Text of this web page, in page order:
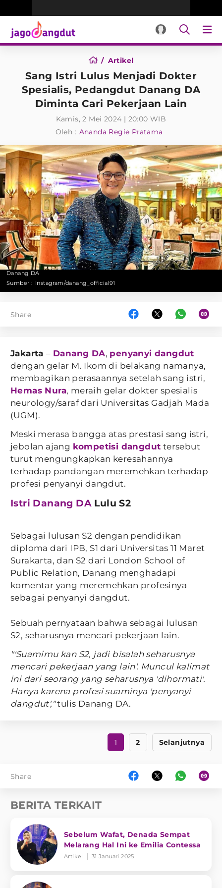
Artikel
Sang Istri Lulus Menjadi Dokter
Spesialis, Pedangdut Danang DA
Diminta Cari Pekerjaan Lain
Kamis, 2 Mei 2024 | 20:00 WIB
Oleh : Ananda Regie Pratama
Danang DA
Sumber : Instagram/danang_official91
Share
Jakarta– Danang DA, penyanyi dangdut
dengan gelar M. Ikom di belakang namanya,
membagikan perasaannya setelah sang istri,
Hemas Nura, meraih gelar dokter spesialis
neurology/saraf dari Universitas Gadjah Mada
(UGM).
Meski merasa bangga atas prestasi sang istri,
jebolan ajang kompetisi dangdut tersebut
turut mengungkapkan keresahannya
terhadap pandangan meremehkan terhadap
profesi penyanyi dangdut.
Istri Danang DA Lulu S2
Sebagai lulusan S2 dengan pendidikan
diploma dari IPB, S1 dari Universitas 11 Maret
Surakarta, dan S2 dari London School of
Public Relation, Danang menghadapi
komentar yang meremehkan profesinya
sebagai penyanyi dangdut.
Sebuah pernyataan bahwa sebagai lulusan
S2, seharusnya mencari pekerjaan lain.
"'Suamimu kan S2, jadi bisalah seharusnya
mencari pekerjaan yang lain'. Muncul kalimat
ini dari seorang yang seharusnya 'dihormati'.
Hanya karena profesi suaminya 'penyanyi
dangdut',"tulis Danang DA.
1 2 Selanjutnya
Share
BERITA TERKAIT
Sebelum Wafat, Denada Sempat
Melarang Hal Ini ke Emilia Contessa
Artikel 31 Januari 2025